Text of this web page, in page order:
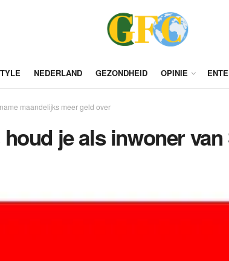
NEDERLAND GEZONDHEID OPINIE
maandelijks meer geld over
je als inwoner